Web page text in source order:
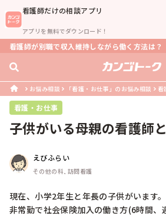
看護師だけの相談アプリ
アプリを無料でダウンロード！
看護師が別職で収入維持しながら働く方法は？
お悩み相談 「看護・お仕事」のお悩み相談 看
看護・お仕事
子供がいる母親の看護師
えびふらい
その他の科, 訪問看護
現在、小学2年生と年長の子供がいます。
非常勤で社会保険加入の働き方(6時間、